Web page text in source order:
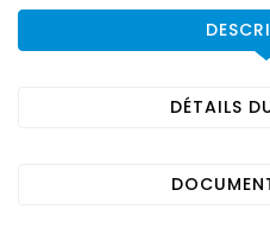
DÉTAILS